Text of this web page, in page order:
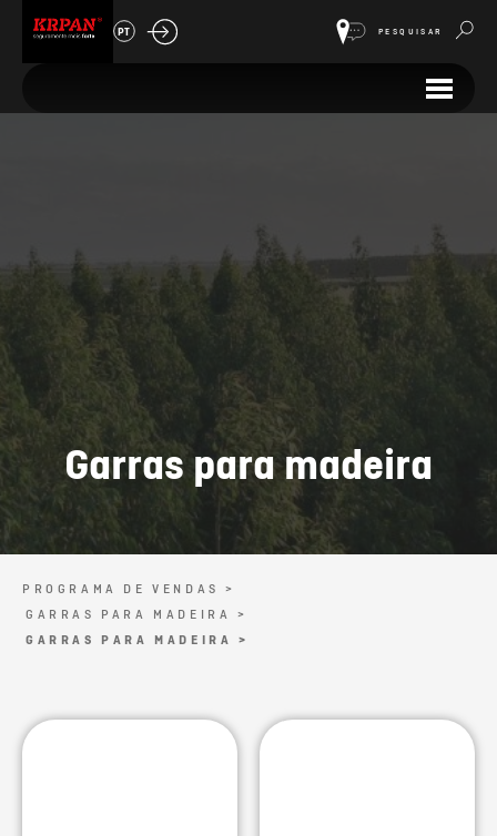
PT PESQUISAR
Garras para madeira
PROGRAMA DE VENDAS >
GARRAS PARA MADEIRA >
GARRAS PARA MADEIRA >